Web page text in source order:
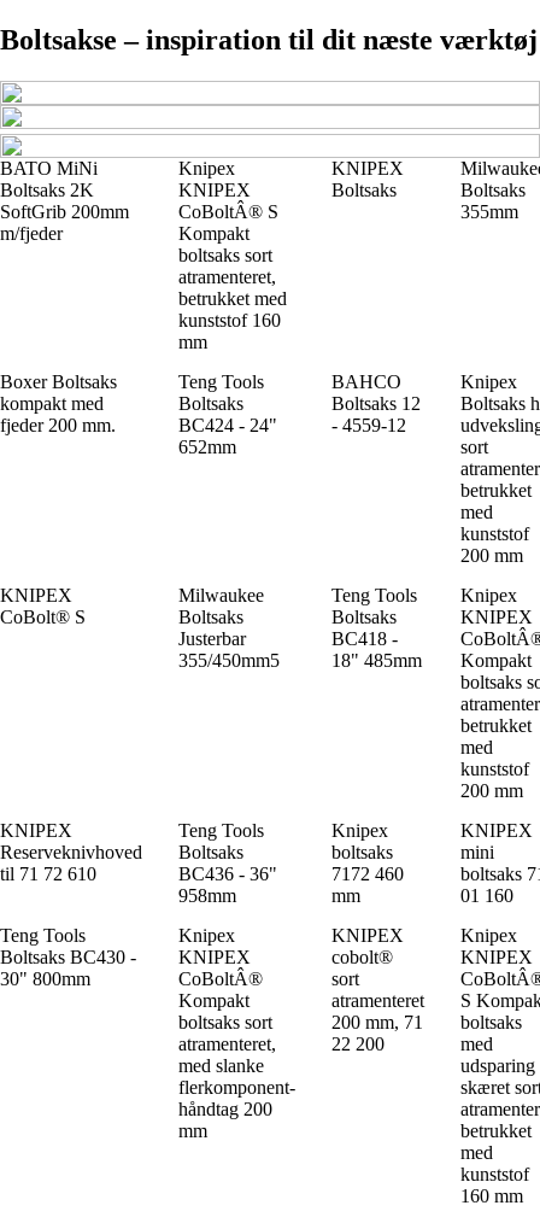
Boltsakse – inspiration til dit næste værktøj
BATO MiNi
Boltsaks 2K
SoftGrib 200mm
m/fjeder
Knipex
KNIPEX
CoBoltÂ® S
Kompakt
boltsaks sort
atramenteret,
betrukket med
kunststof 160
mm
KNIPEX
Boltsaks
Boltsaks
355mm
Boxer Boltsaks
kompakt med
fjeder 200 mm.
Teng Tools
Boltsaks
BC424 - 24"
652mm
BAHCO
Boltsaks 12
- 4559-12
Knipex
Boltsaks
sort
betrukket
med
kunststof
200 mm
KNIPEX
CoBolt® S
Milwaukee
Boltsaks
Justerbar
355/450mm5
Teng Tools
Boltsaks
BC418 -
18" 485mm
Knipex
KNIPEX
Kompakt
boltsaks
betrukket
med
kunststof
200 mm
KNIPEX
Reserveknivhoved
til 71 72 610
Teng Tools
Boltsaks
BC436 - 36"
958mm
Knipex
boltsaks
7172 460
mm
KNIPEX
mini
boltsaks
01 160
Teng Tools
Boltsaks BC430 -
30" 800mm
Knipex
KNIPEX
CoBoltÂ®
Kompakt
boltsaks sort
atramenteret,
med slanke
flerkomponent-
håndtag 200
mm
KNIPEX
cobolt®
sort
atramenteret
200 mm, 71
22 200
Knipex
KNIPEX
S
boltsaks
med
udsparing
skæret
betrukket
med
kunststof
160 mm